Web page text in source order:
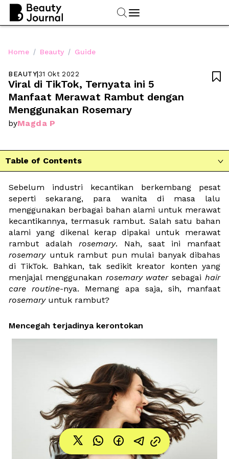
Home / Beauty / Guide
BEAUTY|31 Okt 2022
Viral di TikTok, Ternyata ini 5
Manfaat Merawat Rambut dengan
Menggunakan Rosemary
byMagda P

Table of Contents 
Sebelum industri kecantikan berkembang pesat
seperti sekarang, para wanita di masa lalu
menggunakan berbagai bahan alami untuk merawat
kecantikannya, termasuk rambut. Salah satu bahan
alami yang dikenal kerap dipakai untuk merawat
rambut adalah rosemary
rosemary untuk rambut pun mulai banyak dibahas
di TikTok. Bahkan, tak sedikit kreator konten yang
menjajal menggunakan rosemary water sebagai hair
care routine
rosemary untuk rambut?
Mencegah terjadinya kerontokan